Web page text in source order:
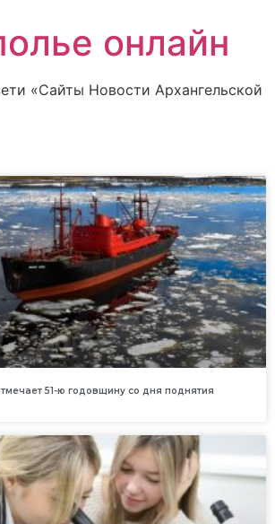
онлайн
«Сайты Новости Архангельской
51-ю годовщину со дня поднятия